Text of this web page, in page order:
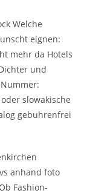
Welche
eignen:
mehr da Hotels
und
slowakische
gebuhrenfrei
anhand foto
Fashion-